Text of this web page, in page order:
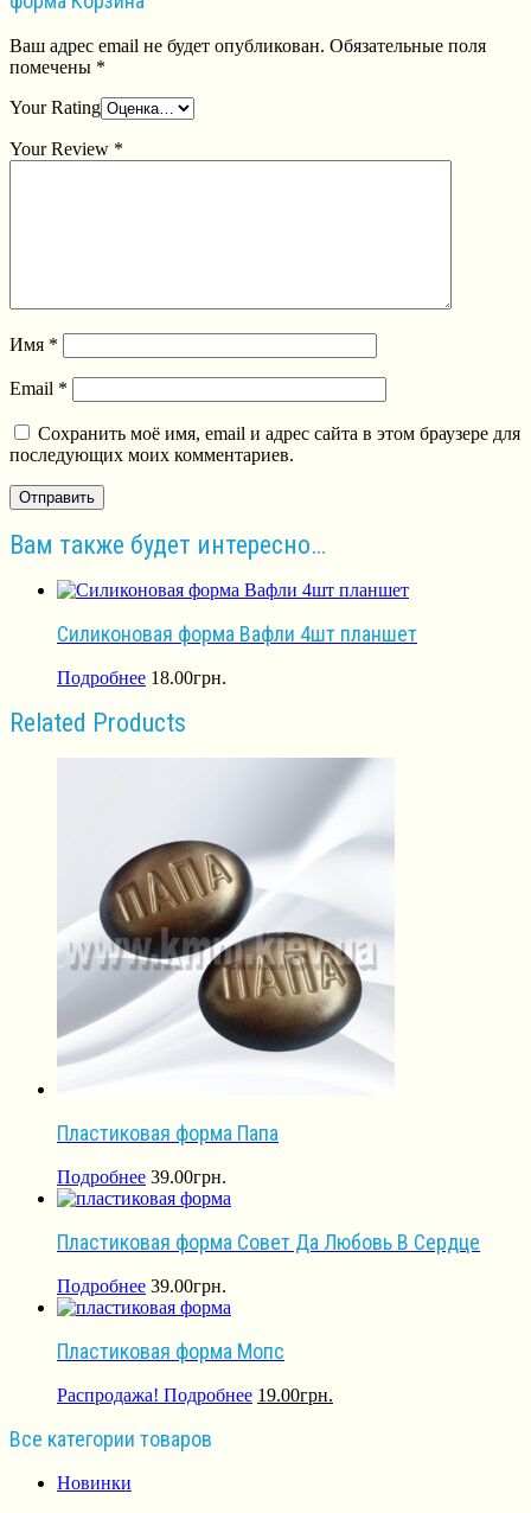
Ваш адрес email не будет опубликован. Обязательные поля
помечены *
Your Rating
Your Review *
Имя *
Email *
Сохранить моё имя, email и адрес сайта в этом браузере для
последующих моих комментариев.
Вам также будет интересно…
Силиконовая форма Вафли 4шт планшет
Подробнее 18.00грн.
Related Products
Пластиковая форма Папа
Подробнее 39.00грн.
Пластиковая форма Совет Да Любовь В Сердце
Подробнее 39.00грн.
Пластиковая форма Мопс
Распродажа! Подробнее 19.00грн.
Все категории товаров
Новинки